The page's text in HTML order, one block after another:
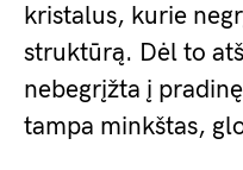
kristalus, kurie
struktūrą. Dėl to
nebegrįžta į
tampa minkštas,